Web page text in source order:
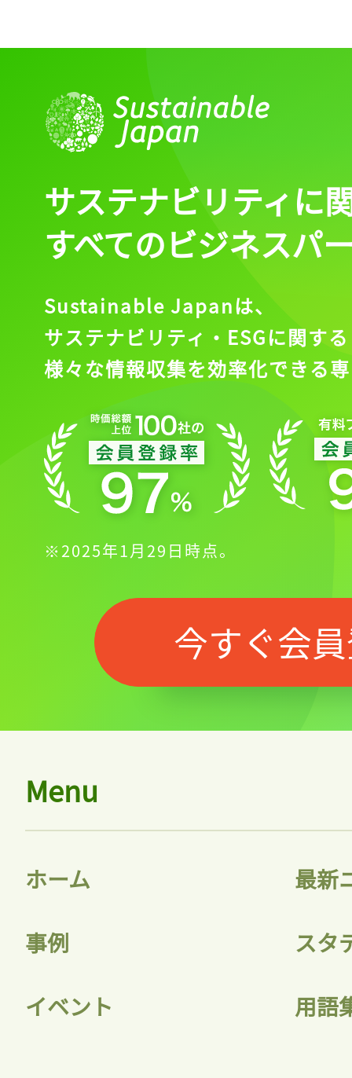
会員登録
サステナビリティに
すべてのビジネスパ
Sustainable Japanは、
サステナビリティ・ESGに関する
様々な情報収集を効率化できる
※2025年1月29日時点。
今すぐ会
Menu
ホーム 最新
事例 スタ
イベント 用語